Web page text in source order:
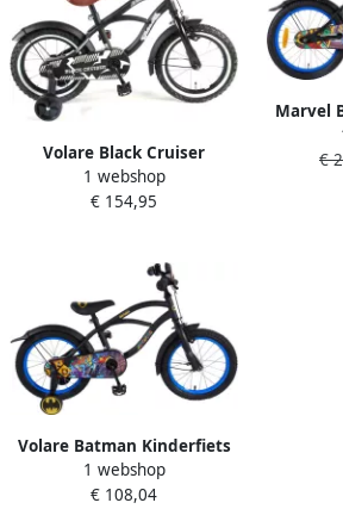
Volare Black Cruiser
Kinderfiets Jongens 14 inch
Zwart 95% afgemonteerd
1 webshop
€ 154,95
Marvel
cm
€
Volare Batman Kinderfiets
Jongens 16 inch Zwart
Blauw 95% afgemonteerd
1 webshop
€ 108,04